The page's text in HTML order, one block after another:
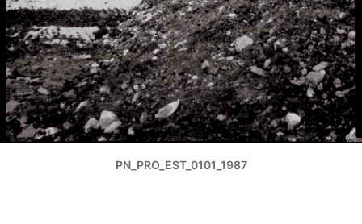
PN_PRO_EST_0101_1987